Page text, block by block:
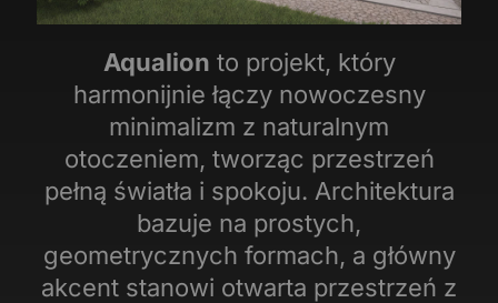
Aqualion to projekt, który
harmonijnie łączy nowoczesny
minimalizm z naturalnym
otoczeniem, tworząc przestrzeń
pełną światła i spokoju. Architektura
bazuje na prostych,
geometrycznych formach, a główny
akcent stanowi otwarta przestrzeń z